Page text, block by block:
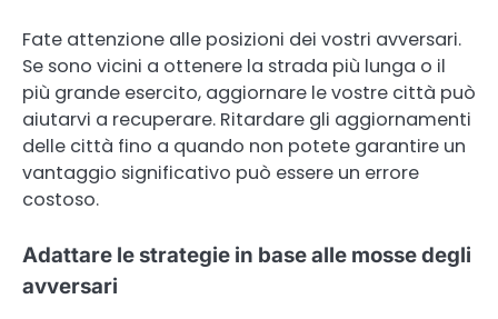
Fate attenzione alle posizioni dei vostri avversari.
Se sono vicini a ottenere la strada più lunga o il
più grande esercito, aggiornare le vostre città può
aiutarvi a recuperare. Ritardare gli aggiornamenti
delle città fino a quando non potete garantire un
vantaggio significativo può essere un errore
costoso.
Adattare le strategie in base alle mosse degli
avversari